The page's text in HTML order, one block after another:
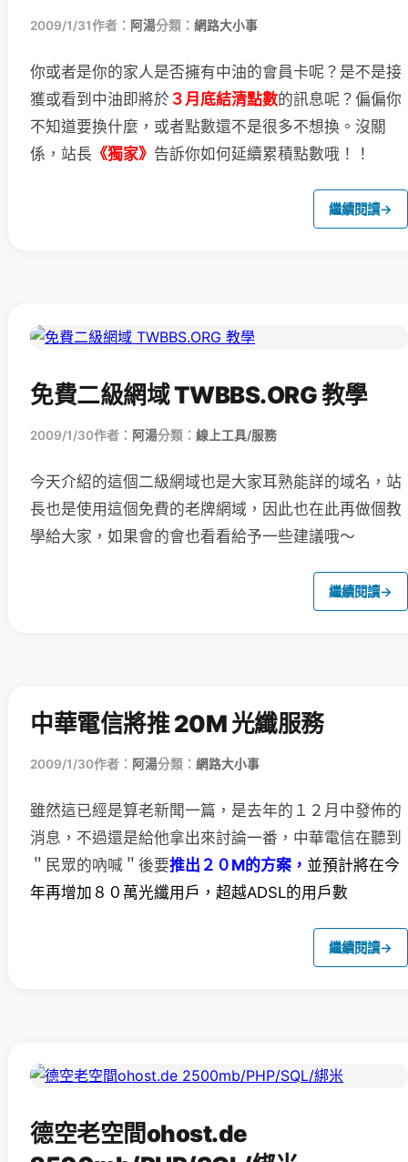
2009/1/31作者： 阿湯分類： 網路大小事
你或者是你的家人是否擁有中油的會員卡呢？ 是不是接
獲或看到中油即將於 ３月底結清點數的訊息呢？ 偏偏你
不知道要換什麼，或者點數還不是很多不想換。 沒關
係，站長 《獨家》 告訴你如何延續累積點數哦！！
繼續閱讀→
免費二級網域 TWBBS.ORG 教學
2009/1/30作者： 阿湯分類： 線上工具/服務
今天介紹的這個二級網域也是大家耳熟能詳的域名，站
長也是使用這個免費的老牌網域，因此也在此再做個教
學給大家，如果會的會也看看給予一些建議哦～
繼續閱讀→
中華電信將推 20M 光纖服務
2009/1/30作者： 阿湯分類： 網路大小事
雖然這已經是算老新聞一篇，是去年的１２月中發佈的
消息， 不過還是給他拿出來討論一番，中華電信在聽到
＂民眾的吶喊＂後要推出２０M的方案， 並預計將在今
年再增加８０萬光纖用戶，超越ADSL的用戶數
繼續閱讀→
德空老空間ohost.de